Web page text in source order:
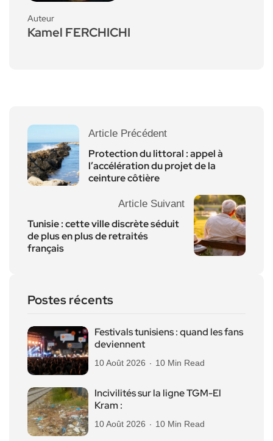
Auteur
Kamel FERCHICHI
Article Précédent
Protection du littoral : appel à
l’accélération du projet de la
ceinture côtière
Article Suivant
Tunisie : cette ville discrète séduit
de plus en plus de retraités
français
Postes récents
Festivals tunisiens : quand les fans
deviennent
10 Août 2026 10 Min Read
Incivilités sur la ligne TGM-El
Kram :
10 Août 2026 10 Min Read